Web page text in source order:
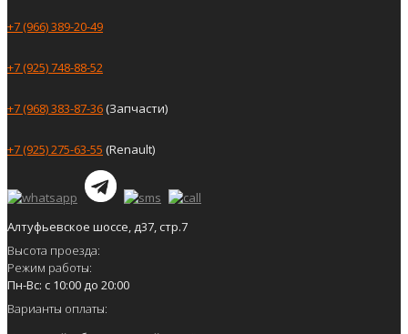
+7 (966) 389-20-49
+7 (925) 748-88-52
+7 (968) 383-87-36(Запчасти)
+7 (925) 275-63-55 (Renault)
Алтуфьевское шоссе, д37, стр.7
Высота проезда:
Режим работы:
Пн-Вс: с 10:00 до 20:00
Варианты оплаты: